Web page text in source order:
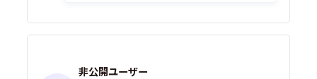
非公開ユーザー